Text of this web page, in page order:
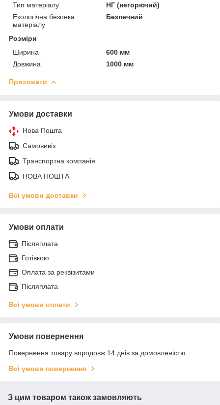
Тип матеріалу
НГ (негорючий)
Екологічна безпека
матеріалу
Безпечний
Розміри
Ширина
600 мм
Довжина
1000 мм
Приховати
Умови доставки
Нова Пошта
Самовивіз
Транспортна компанія
НОВА ПОШТА
Всі умови доставки
Умови оплати
Післяплата
Готівкою
Оплата за реквізитами
Післяплата
Всі умови оплати
Умови повернення
Повернення товару впродовж 14 днів за домовленістю
Всі умови повернення
З цим товаром також замовляють